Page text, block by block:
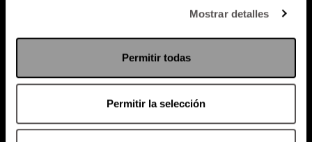
Mostrar detalles
Permitir todas
Permitir la selección
Política de Privacidad
PODCAST RADIO MARTHA EVENTOS
SACA TU ID